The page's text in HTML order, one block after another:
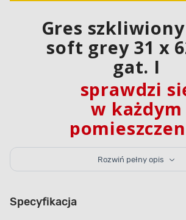
Gres
soft grey 31 x
gat. I
sprawdzi
w każdym
lub na
naturalny. Jej mrozoodporność
Rozwiń pełny opis
Specyfikacja